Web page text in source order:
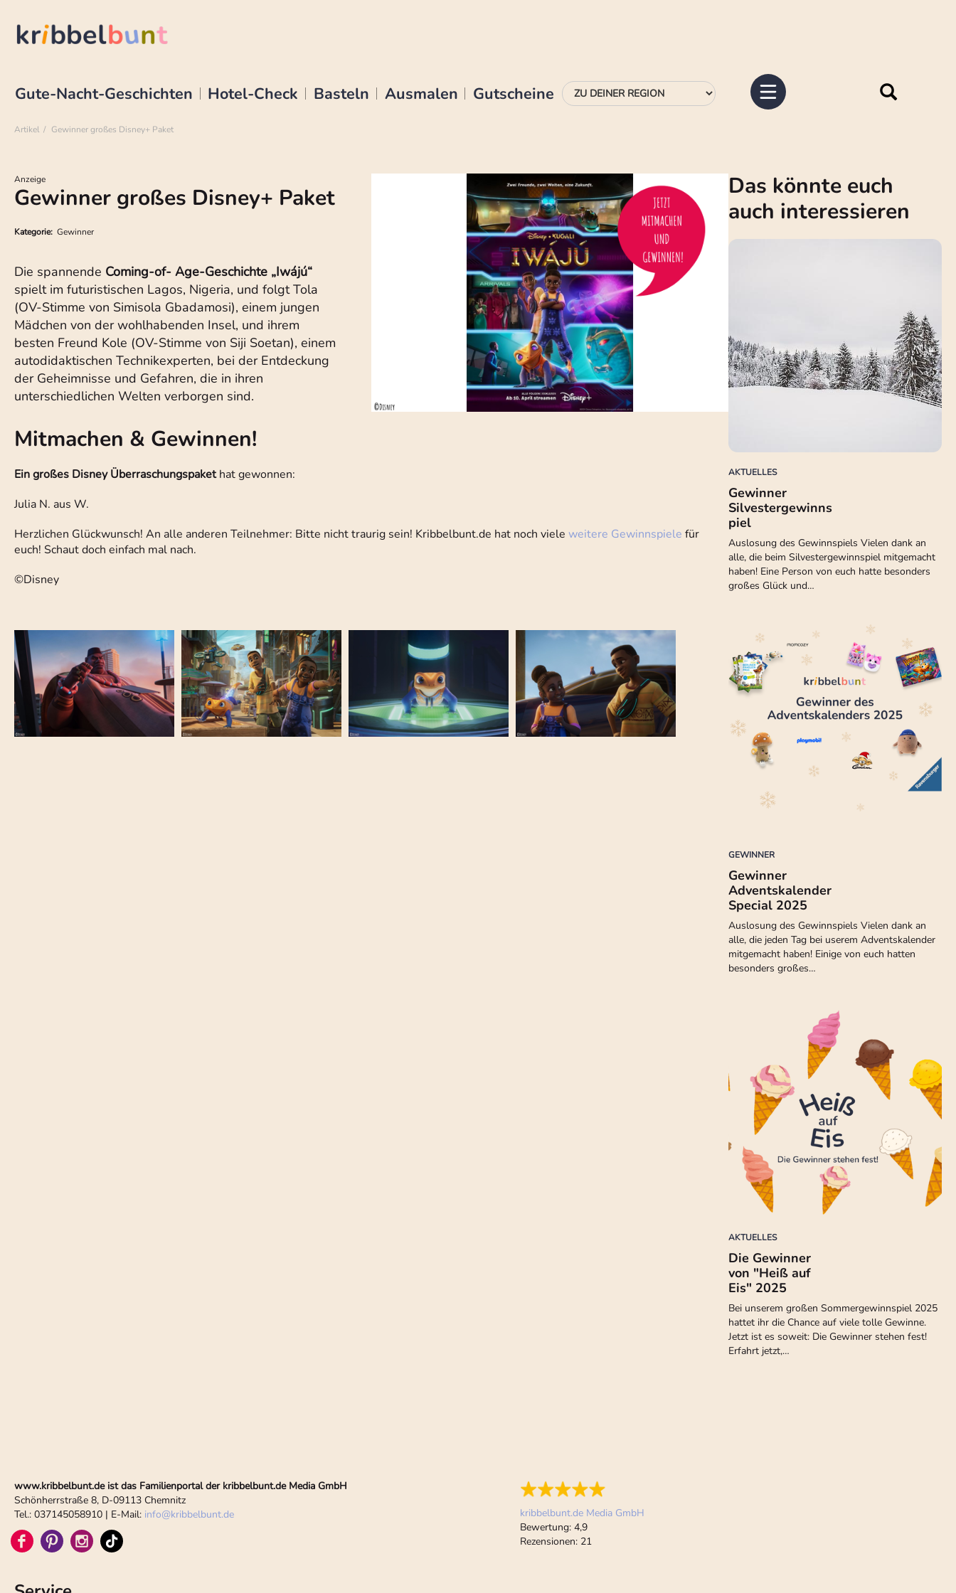
Gute-Nacht-Geschichten Hotel-Check Basteln Ausmalen Gutscheine
Artikel Gewinner großes Disney+ Paket
Anzeige
Gewinner großes Disney+ Paket
Kategorie: Gewinner
Die spannende Coming-of- Age-Geschichte „Iwájú“
spielt im futuristischen Lagos, Nigeria, und folgt Tola
(OV-Stimme von Simisola Gbadamosi), einem jungen
Mädchen von der wohlhabenden Insel, und ihrem
besten Freund Kole (OV-Stimme von Siji Soetan), einem
autodidaktischen Technikexperten, bei der Entdeckung
der Geheimnisse und Gefahren, die in ihren
unterschiedlichen Welten verborgen sind.
Mitmachen & Gewinnen!
Ein großes Disney Überraschungspakethat gewonnen:
Julia N. aus W.
Herzlichen Glückwunsch! An alle anderen Teilnehmer: Bitte nicht traurig sein! Kribbelbunt.de hat noch viele weitere Gewinnspiele für
euch! Schaut doch einfach mal nach.
©Disney
Das könnte euch
auch interessieren
AKTUELLES
Gewinner
Silvestergewinns
piel
Auslosung des Gewinnspiels Vielen dank an
alle, die beim Silvestergewinnspiel mitgemacht
haben! Eine Person von euch hatte besonders
großes Glück und…
GEWINNER
Gewinner
Adventskalender
Special 2025
Auslosung des Gewinnspiels Vielen dank an
alle, die jeden Tag bei userem Adventskalender
mitgemacht haben! Einige von euch hatten
besonders großes…
AKTUELLES
Die Gewinner
von "Heiß auf
Eis" 2025
Bei unserem großen Sommergewinnspiel 2025
hattet ihr die Chance auf viele tolle Gewinne.
Jetzt ist es soweit: Die Gewinner stehen fest!
Erfahrt jetzt,…
www.kribbelbunt.de ist das Familienportal der kribbelbunt.de Media GmbH
Schönherrstraße 8, D-09113 Chemnitz
Tel.: 037145058910 | E-Mail: info@kribbelbunt.de
kribbelbunt.de Media GmbH
Bewertung: 4,9
Rezensionen: 21